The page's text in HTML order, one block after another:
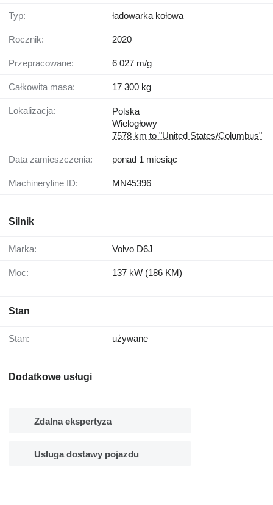
Typ: ładowarka kołowa
Rocznik: 2020
Przepracowane: 6 027 m/g
Całkowita masa: 17 300 kg
Lokalizacja:
Polska
Wielogłowy
7578 km to "United States/Columbus"
Data zamieszczenia: ponad 1 miesiąc
Machineryline ID: MN45396
Silnik
Marka: Volvo D6J
Moc: 137 kW (186 KM)
Stan
Stan: używane
Dodatkowe usługi
Zdalna ekspertyza
Usługa dostawy pojazdu